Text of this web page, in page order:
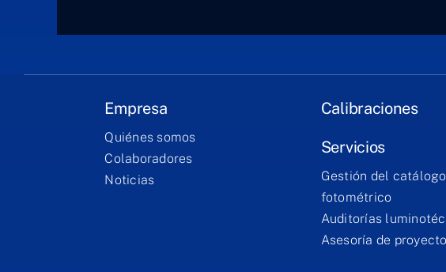
Empresa
Quiénes somos
Colaboradores
Noticias
Calibraciones
Servicios
Gestión del catálogo
fotométrico
Auditorías
Asesoría de